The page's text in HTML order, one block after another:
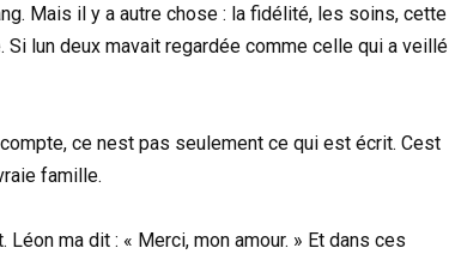
Mais il y a autre chose : la fidélité, les soins, cette
lun deux mavait regardée comme celle qui a veillé
ce nest pas seulement ce qui est écrit. Cest
famille.
ma dit : « Merci, mon amour. » Et dans ces